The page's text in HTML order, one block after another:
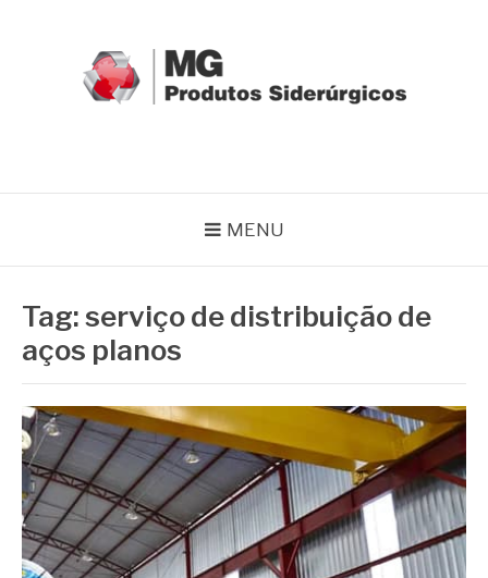
MENU
Tag:serviço de distribuição de
aços planos